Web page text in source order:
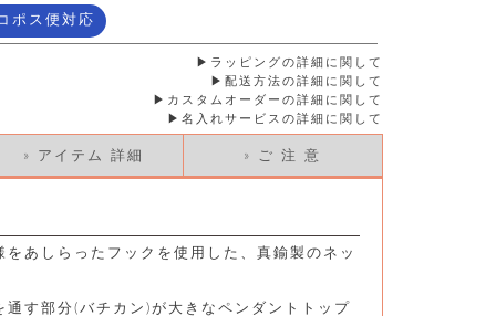
ポス便対応
ラッピングの詳細に関して
配送方法の詳細に関して
カスタムオーダーの詳細に関して
名入れサービスの詳細に関して
» アイテム 詳細 » ご 注 意
をあしらったフックを使用した、真鍮製のネッ
す部分(バチカン)が大きなペンダントトップ